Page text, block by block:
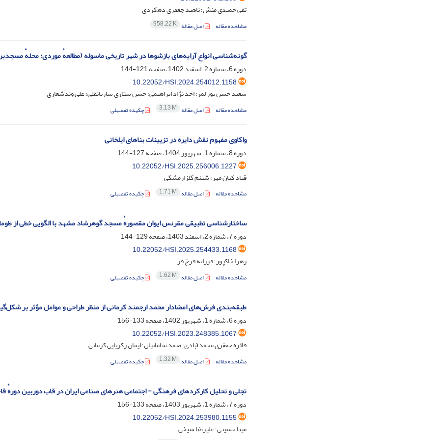
تقی حمیدی منش؛ ناهید جعفری دهکردی
مشاهده مقاله اصل مقاله 958.22 K
گونه‌‌شناسی انواع آرایه‌های بازشوها در شهر تاریخی ماسوله (مطالعهٔ موردی: محلهٔ
دوره 6، شماره 2، اسفند 1402، صفحه
121-144
10.22052/HSI.2024.254012.1158
سعید حسن پور لمر؛ احد نژاد ابراهیمی؛ حسن ستاری ساربانقلی؛ علی وندشعاری
مشاهده مقاله اصل مقاله 3.13 M چکیده تفصیلی
واکاوی مفهوم نقش دایره در تزیینات بناهای ایلخانی
دوره 8، شماره 1، شهریور 1404، صفحه
127-144
10.22052/HSI.2025.256006.1227
قباد کیان مهر؛ شبنم گلزارمشگی
مشاهده مقاله اصل مقاله 1.71 M چکیده تفصیلی
ساختارشناسی تطبیقی مقرنس ایوان مقصورهٔ مسجد گوهرشاد مشهد با الگویی خطی از
دوره 7، شماره 2، اسفند 1403، صفحه
129-144
10.22052/HSI.2025.254433.1168
زهرا خاکپور؛ فرزانه فرخ فر
مشاهده مقاله اصل مقاله 1.62 M چکیده تفصیلی
طبقه‌بندی فرش‌های امضادار محمد ارجمند کرمانی از منظر طراحی و عوامل مؤثر بر
دوره 6، شماره 1، شهریور 1402، صفحه
133-156
10.22052/HSI.2023.248385.1067
فائزه جعفری محمدآبادی؛ صمد سامانیان؛ ایمان زکریایی کرمانی
مشاهده مقاله اصل مقاله 1.32 M چکیده تفصیلی
تجلی و تحلیل کارکردهای فرهنگی - اجتماعی هنرهای‌ صناعی ایران در قاب دوربین دورهٔ
دوره 7، شماره 1، شهریور 1403، صفحه
133-156
10.22052/HSI.2024.253980.1155
مینا حسینی؛ علیرضا شیخی